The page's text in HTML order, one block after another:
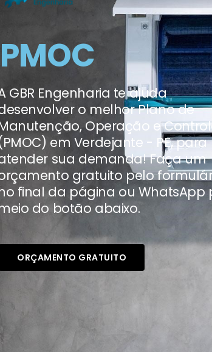
PMOC
GBR Engenharia te ajuda
o melhor Plano de
Operação e
em Verdejante - PE, para
sua demanda! Faça um
gratuito pelo
final da página ou WhatsApp
do botão abaixo.
ORÇAMENTO GRATUITO